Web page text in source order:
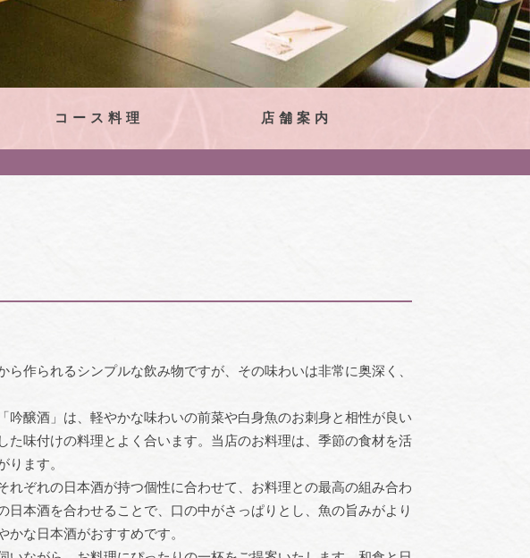
コース料理 店舗案内
作られるシンプルな飲み物ですが、その味わいは非常に奥深く、
醸酒」は、軽やかな味わいの前菜や白身魚のお刺身と相性が良い
味付けの料理とよく合います。当店のお料理は、季節の食材を活
ます。
ぞれの日本酒が持つ個性に合わせて、お料理との最高の組み合わ
本酒を合わせることで、口の中がさっぱりとし、魚の旨みがより
な日本酒がおすすめです。